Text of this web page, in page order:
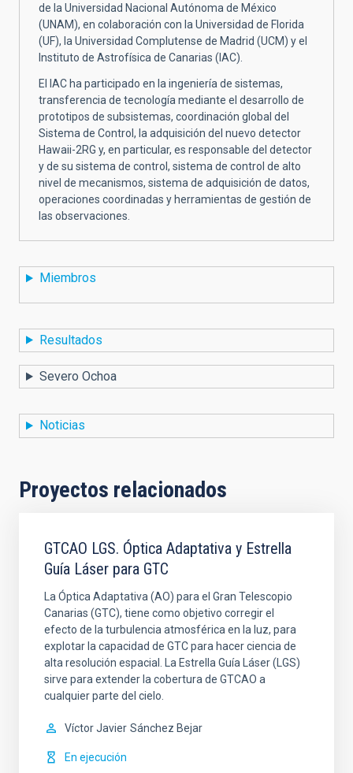
de la Universidad Nacional Autónoma de México
(UNAM), en colaboración con la Universidad de Florida
(UF), la Universidad Complutense de Madrid (UCM) y el
Instituto de Astrofísica de Canarias (IAC).
El IAC ha participado en la ingeniería de sistemas,
transferencia de tecnología mediante el desarrollo de
prototipos de subsistemas, coordinación global del
Sistema de Control, la adquisición del nuevo detector
Hawaii-2RG y, en particular, es responsable del detector
y de su sistema de control, sistema de control de alto
nivel de mecanismos, sistema de adquisición de datos,
operaciones coordinadas y herramientas de gestión de
las observaciones.
Miembros
Resultados
Severo Ochoa
Noticias
Proyectos relacionados
GTCAO LGS. Óptica Adaptativa y Estrella
Guía Láser para GTC
La Óptica Adaptativa (AO) para el Gran Telescopio
Canarias (GTC), tiene como objetivo corregir el
efecto de la turbulencia atmosférica en la luz, para
explotar la capacidad de GTC para hacer ciencia de
alta resolución espacial. La Estrella Guía Láser (LGS)
sirve para extender la cobertura de GTCAO a
cualquier parte del cielo.
Víctor Javier Sánchez Bejar
En ejecución